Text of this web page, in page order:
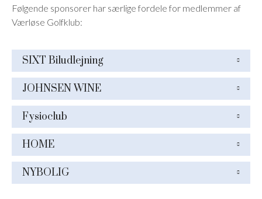
Følgende sponsorer har særlige fordele for medlemmer af
Værløse Golfklub:
SIXT Biludlejning
JOHNSEN WINE
Fysioclub
HOME
NYBOLIG